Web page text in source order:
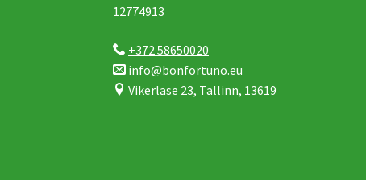
12774913
+372 58650020
info@bonfortuno.eu
Vikerlase 23, Tallinn, 13619